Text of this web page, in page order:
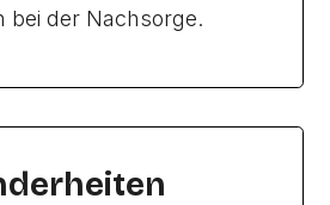
bei der Nachsorge.